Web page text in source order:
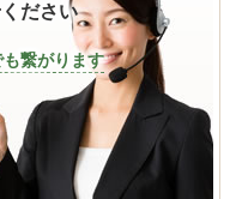
ださい
繋がります